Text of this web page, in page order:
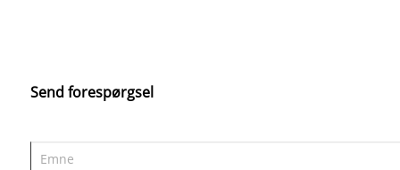
Send forespørgsel